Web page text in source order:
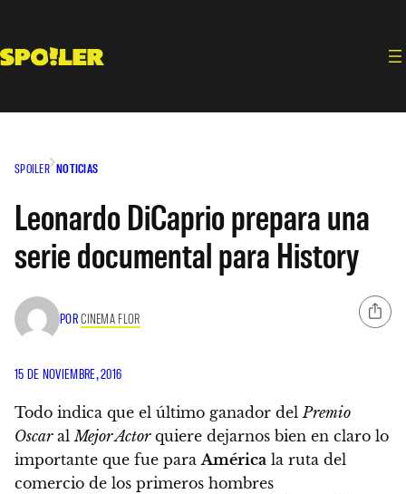
contenido
SPOILER NOTICIAS
Leonardo DiCaprio prepara una
serie documental para History
PORCINEMA FLOR
15 DE NOVIEMBRE, 2016
Todo indica que el último ganador delPremio
OscaralMejor Actorquiere dejarnos bien en claro lo
importante que fue paraAmérica la ruta del
comercio de los primeros hombres